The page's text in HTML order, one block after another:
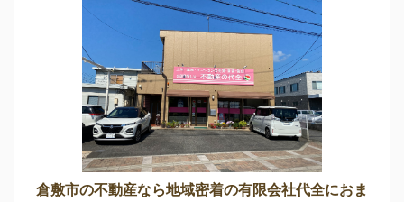
倉敷市の不動産なら地域密着の有限会社代全におま